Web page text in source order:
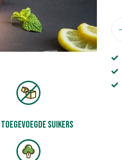
toegevoegde suikers